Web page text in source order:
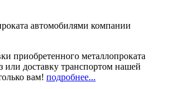
автомобилями компании
приобретенного металлопроката
или доставку транспортом нашей
вам! подробнее...